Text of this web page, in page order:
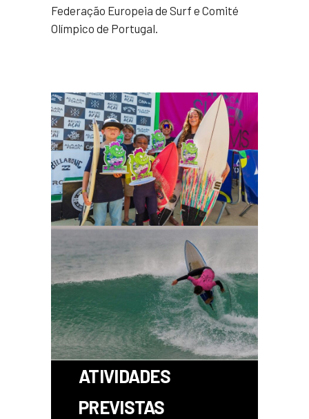
Federação Europeia de Surf e Comité
Olímpico de Portugal.
ATIVIDADES
PREVISTAS